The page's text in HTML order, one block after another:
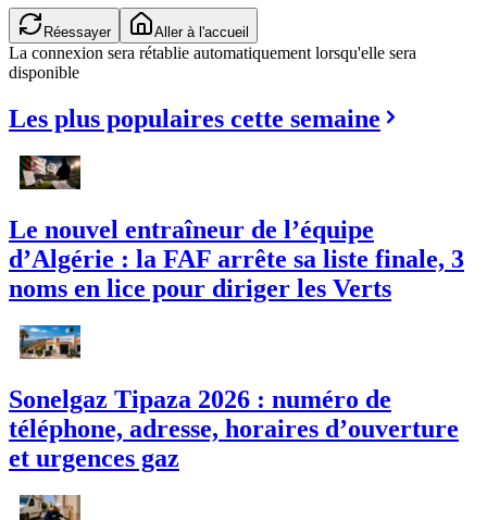
Réessayer Aller à l'accueil
La connexion sera rétablie automatiquement lorsqu'elle sera
disponible
Les plus populaires cette semaine
Le nouvel entraîneur de l’équipe
d’Algérie : la FAF arrête sa liste finale, 3
noms en lice pour diriger les Verts
Sonelgaz Tipaza 2026 : numéro de
téléphone, adresse, horaires d’ouverture
et urgences gaz